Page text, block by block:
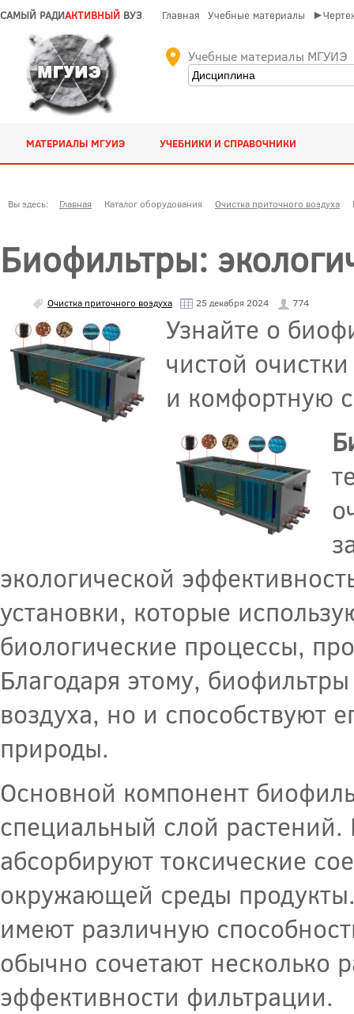
САМЫЙ РАДИАКТИВНЫЙ ВУЗ Главная Учебные материалы
Учебные материалы МГУИЭ
МАТЕРИАЛЫ МГУИЭ УЧЕБНИКИ И СПРАВОЧНИКИ
Вы здесь: Главная Каталог оборудования Очистка приточного воздуха
Биофильтры:
Очистка приточного воздуха 25 декабря 2024 774
Узнайте о
чистой
и комфортную
экологической
установки, которые
биологические процессы,
Благодаря этому,
воздуха, но и способствуют
природы.
Основной компонент
специальный слой
абсорбируют токсические
окружающей среды
имеют различную
обычно сочетают несколько
эффективности фильтрации.